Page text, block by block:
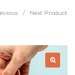
/ Next Product